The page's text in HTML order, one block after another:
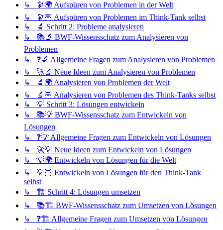
↳ 🔭🌍 Aufspüren von Problemen in der Welt
↳ 🔭🦉 Aufspüren von Problemen im Think-Tank selbst
↳ 🔬 Schritt 2: Probleme analysieren
↳ 📚🔬 BWF-Wissensschatz zum Analysieren von
Problemen
↳ ❓🔬 Allgemeine Fragen zum Analysieren von Problemen
↳ 🚀🔬 Neue Ideen zum Analysieren von Problemen
↳ 🔬🌍 Analysieren von Problemen der Welt
↳ 🔬🦉 Analysieren von Problemen des Think-Tanks selbst
↳ 💡 Schritt 3: Lösungen entwickeln
↳ 📚💡 BWF-Wissensschatz zum Entwickeln von
Lösungen
↳ ❓💡 Allgemeine Fragen zum Entwickeln von Lösungen
↳ 🚀💡 Neue Ideen zum Entwickeln von Lösungen
↳ 💡🌍 Entwickeln von Lösungen für die Welt
↳ 💡🦉 Entwickeln von Lösungen für den Think-Tank
selbst
↳ 🏗️ Schritt 4: Lösungen umsetzen
↳ 📚🏗️ BWF-Wissensschatz zum Umsetzen von Lösungen
↳ ❓🏗️ Allgemeine Fragen zum Umsetzen von Lösungen